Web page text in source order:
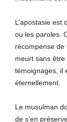
L’apostasie est
ou les paroles.
récompense de
meurt sans être
témoignages, il
éternellement.
Le musulman
de s’en